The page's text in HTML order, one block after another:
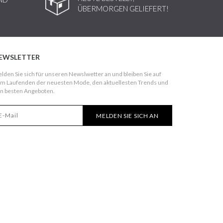
ÜBERMORGEN GELIEFERT!
Sie sich für unseren Newslwetter an und bleiben Sie auf
Laufenden der neuesten Mode, den aktuellesten Trends und
besten Angeboten.
MELDEN SIE SICH AN